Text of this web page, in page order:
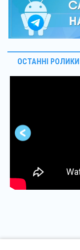
ОСТАННІ РОЛИКИ